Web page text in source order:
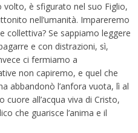
volto, è sfigurato nel suo Figlio,
nell’umanità. Impareremo
collettiva? Se sappiamo leggere
e con distrazioni, sì,
ci fermiamo a
non capiremo, e quel che
abbandonò l’anfora vuota, lì al
all’acqua viva di Cristo,
che guarisce l’anima e il